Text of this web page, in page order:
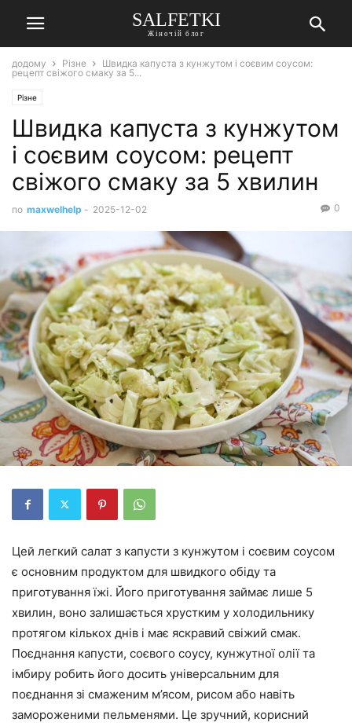
SALFETKI
Жіночій блог
додому Різне
Швидка капуста з кунжутом і соєвим соусом:
рецепт свіжого смаку за 5...
Різне
Швидка капуста з кунжутом
і соєвим соусом: рецепт
свіжого смаку за 5 хвилин
по maxwelhelp - 2025-12-02 0
Цей легкий салат з капусти з кунжутом і соєвим соусом
є основним продуктом для швидкого обіду та
приготування їжі. Його приготування займає лише 5
хвилин, воно залишається хрустким у холодильнику
протягом кількох днів і має яскравий свіжий смак.
Поєднання капусти, соєвого соусу, кунжутної олії та
імбиру робить його досить універсальним для
поєднання зі смаженим м’ясом, рисом або навіть
замороженими пельменями. Це зручний, корисний